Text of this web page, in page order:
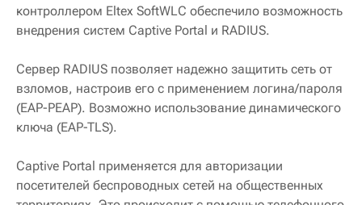
контроллером Eltex SoftWLC обеспечило возможность
внедрения систем Captive Portal и RADIUS.
Сервер RADIUS позволяет надежно защитить сеть от
взломов, настроив его с применением логина/пароля
(EAP-PEAP). Возможно использование динамического
ключа (EAP-TLS).
Captive Portal применяется для авторизации
посетителей беспроводных сетей на общественных